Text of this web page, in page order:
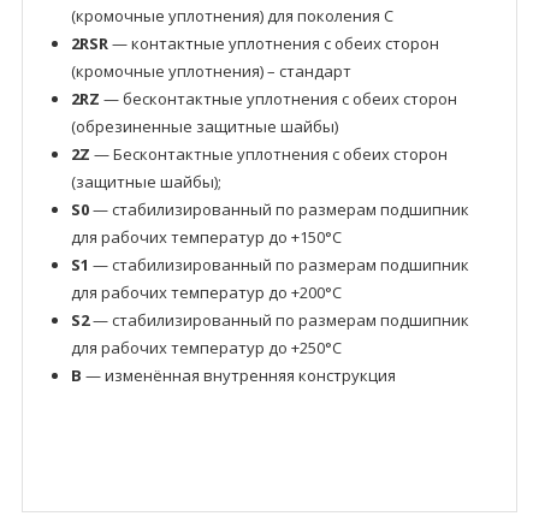
(кромочные уплотнения) для поколения C
2RSR— контактные уплотнения с обеих сторон
(кромочные уплотнения) – стандарт
2RZ — бесконтактные уплотнения с обеих сторон
(обрезиненные защитные шайбы)
2Z — Бесконтактные уплотнения с обеих сторон
(защитные шайбы);
S0— стабилизированный по размерам подшипник
для рабочих температур до +150°C
S1 — стабилизированный по размерам подшипник
для рабочих температур до +200°C
S2— стабилизированный по размерам подшипник
для рабочих температур до +250°C
B — изменённая внутренняя конструкция